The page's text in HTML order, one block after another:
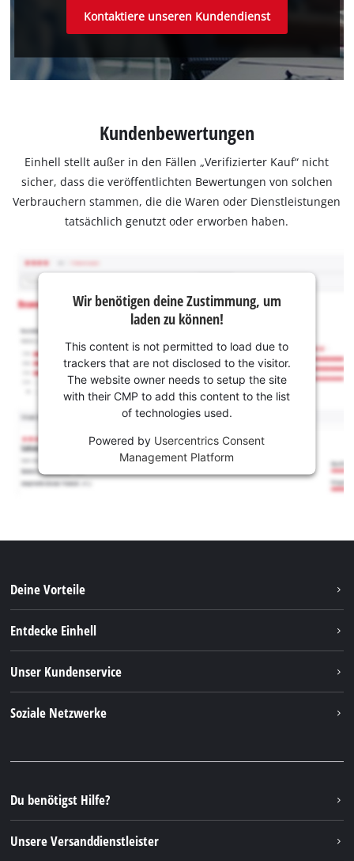
Kontaktiere unseren Kundendienst
Kundenbewertungen
Einhell stellt außer in den Fällen „Verifizierter Kauf“ nicht
sicher, dass die veröffentlichten Bewertungen von solchen
Verbrauchern stammen, die die Waren oder Dienstleistungen
tatsächlich genutzt oder erworben haben.
Wir benötigen deine Zustimmung, um
laden zu können!
This content is not permitted to load due to
trackers that are not disclosed to the visitor.
The website owner needs to setup the site
with their CMP to add this content to the list
of technologies used.
Powered by Usercentrics Consent
Management Platform
Deine Vorteile
Entdecke Einhell
Nachhaltigkeit
Unser Kundenservice
FAQs
Rücksendungen / Widerruf
Soziale Netzwerke
Instagram
TikTok
Pinterest
Du benötigst Hilfe?
Unsere Versanddienstleister